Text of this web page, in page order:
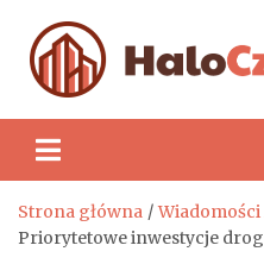
content
Strona główna
Priorytetowe inwestycje